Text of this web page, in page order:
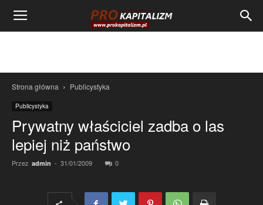
Strona główna Publicystyka
Publicystyka
Prywatny właściciel zadba o las
lepiej niż państwo
Przez admin - 31/01/2009 0